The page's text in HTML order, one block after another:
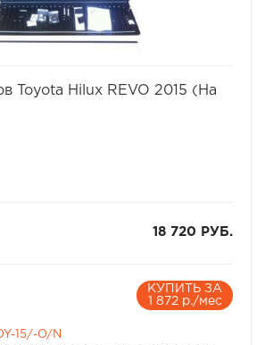
Toyota Hilux REVO 2015 (На
18 720 РУБ.
КУПИТЬ ЗА
1 872 р./мес
15/-O/N